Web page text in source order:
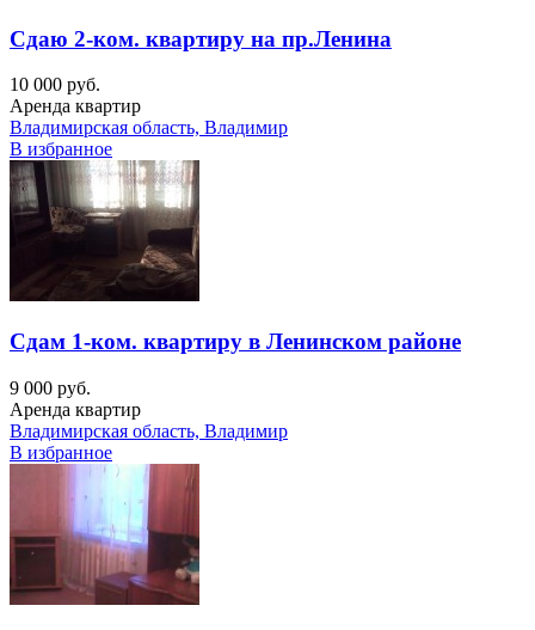
Сдаю 2-ком. квартиру на пр.Ленина
10 000 руб.
Аренда квартир
Владимирская область, Владимир
В избранное
Сдам 1-ком. квартиру в Ленинском районе
9 000 руб.
Аренда квартир
Владимирская область, Владимир
В избранное